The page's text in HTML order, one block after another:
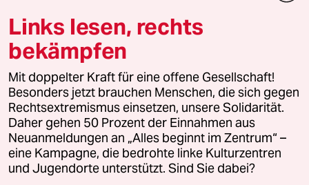
Freie Rede
reingehen
Newsletter
team zukunft
Links lesen, rechts
bekämpfen
Mit doppelter Kraft für eine offene Gesellschaft!
Besonders jetzt brauchen Menschen, die sich gegen
Rechtsextremismus einsetzen, unsere Solidarität.
Daher gehen 50 Prozent der Einnahmen aus
Neuanmeldungen an „Alles beginnt im Zentrum“ –
eine Kampagne, die bedrohte linke Kulturzentren
und Jugendorte unterstützt. Sind Sie dabei?